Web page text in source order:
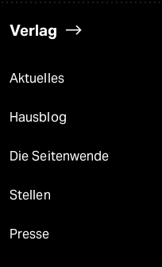
Verlag
Aktuelles
Hausblog
Die Seitenwende
Stellen
Presse